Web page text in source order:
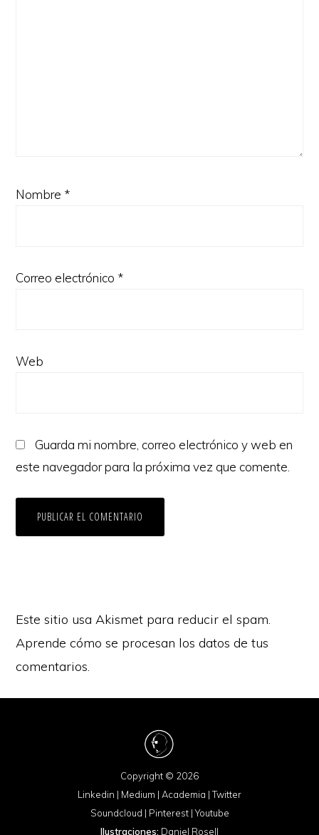
Nombre *
Correo electrónico *
Web
Guarda mi nombre, correo electrónico y web en
este navegador para la próxima vez que comente.
Este sitio usa Akismet para reducir el spam.
Aprende cómo se procesan los datos de tus
comentarios.
Copyright © 2026
Linkedin | Medium | Academia |Twitter
Soundcloud | Pinterest|Youtube
Ilustraciones: Daniel Rosell